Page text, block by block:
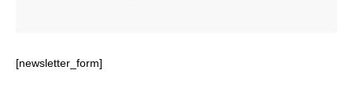
[newsletter_form]